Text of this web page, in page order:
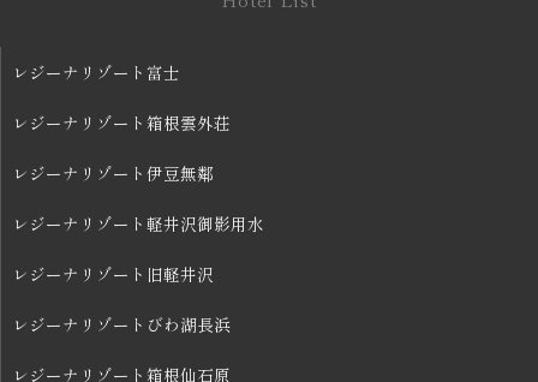
レジーナリゾート富士
レジーナリゾート箱根雲外荘
レジーナリゾート伊豆無鄰
レジーナリゾート軽井沢御影用水
レジーナリゾート旧軽井沢
レジーナリゾートびわ湖長浜
レジーナリゾート箱根仙石原